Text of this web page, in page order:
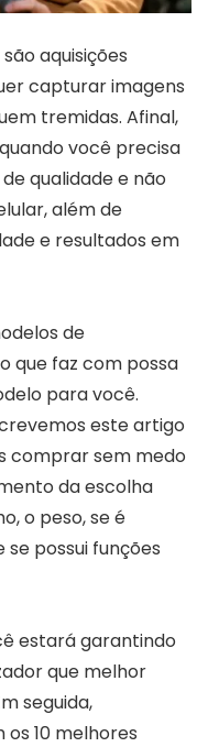
aquisições
capturar imagens
tremidas. Afinal,
você precisa
qualidade e não
além de
e resultados em
de
que faz com possa
para você.
este artigo
comprar sem medo
da escolha
o peso, se é
possui funções
estará garantindo
que melhor
seguida,
10 melhores